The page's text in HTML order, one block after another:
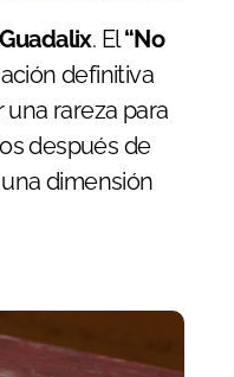
. El“No
definitiva
rareza para
después de
dimensión